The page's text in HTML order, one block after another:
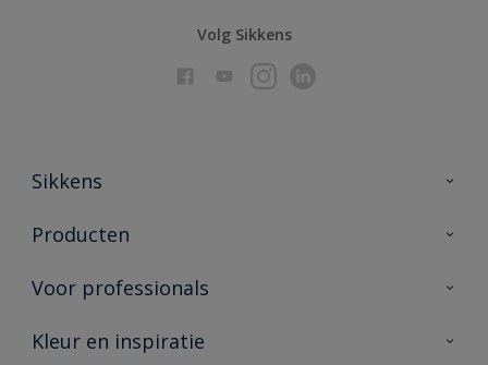
Volg Sikkens
Sikkens
Over Sikkens
Duurzaamheid
Producten
Producten voor binnen
Vind je verkooppunt
Voor professionals
Advies & service
Kleur en inspiratie